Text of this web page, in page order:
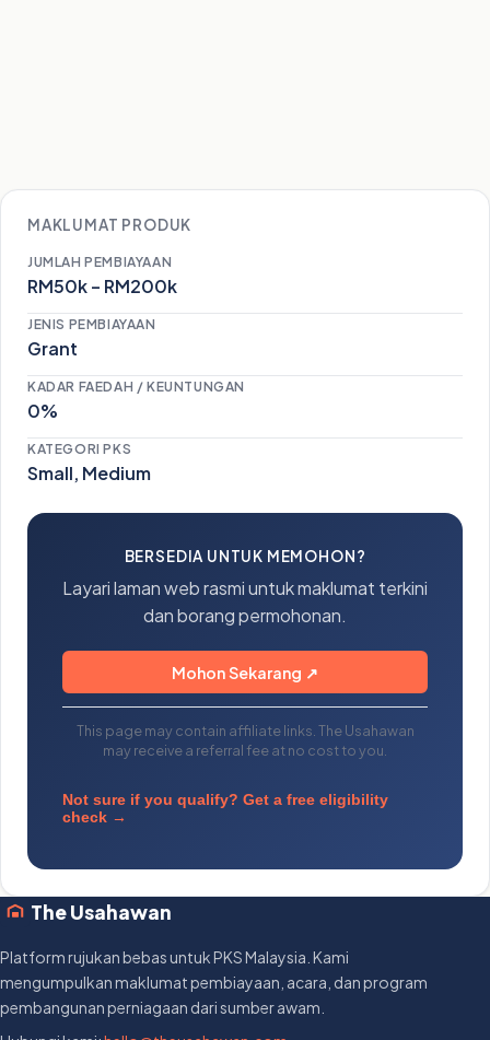
MAKLUMAT PRODUK
JUMLAH PEMBIAYAAN
RM50k – RM200k
JENIS PEMBIAYAAN
Grant
KADAR FAEDAH / KEUNTUNGAN
0%
KATEGORI PKS
Small, Medium
BERSEDIA UNTUK MEMOHON?
Layari laman web rasmi untuk maklumat terkini
dan borang permohonan.
Mohon Sekarang ↗
This page may contain affiliate links. The Usahawan
may receive a referral fee at no cost to you.
Not sure if you qualify? Get a free eligibility
check →
The Usahawan
Platform rujukan bebas untuk PKS Malaysia. Kami
mengumpulkan maklumat pembiayaan, acara, dan program
pembangunan perniagaan dari sumber awam.